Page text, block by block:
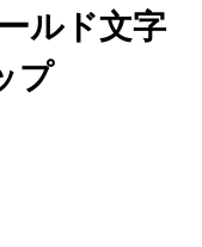
ルド文字
プ